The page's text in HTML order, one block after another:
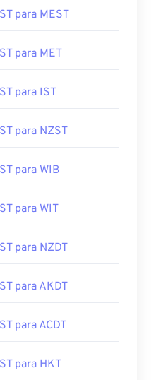
para MEST
para MET
para IST
para NZST
para WIB
para WIT
para NZDT
para AKDT
para ACDT
para HKT